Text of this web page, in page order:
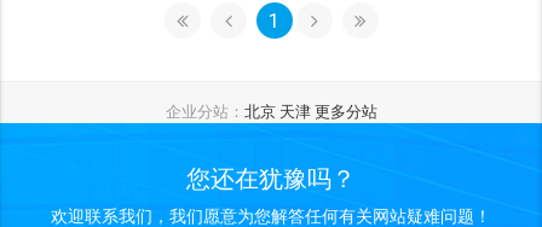
1
企业分站： 北京 天津 更多分站
您还在犹豫吗？
欢迎联系我们，我们愿意为您解答任何有关网站疑难问题！